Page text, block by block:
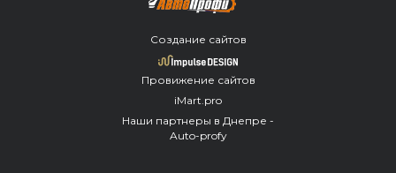
Создание сайтов
Провижение сайтов
iMart.pro
Наши партнеры в Днепре -
Auto-profy